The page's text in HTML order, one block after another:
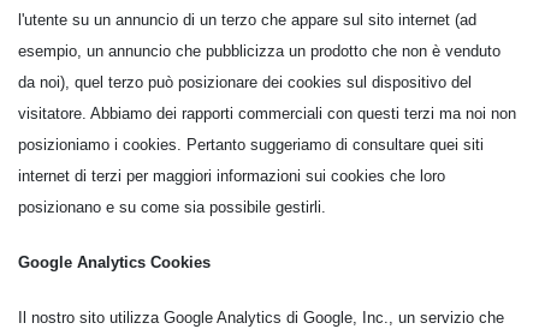
l'utente su un annuncio di un terzo che appare sul sito internet (ad
esempio, un annuncio che pubblicizza un prodotto che non è venduto
da noi), quel terzo può posizionare dei cookies sul dispositivo del
visitatore. Abbiamo dei rapporti commerciali con questi terzi ma noi non
posizioniamo i cookies. Pertanto suggeriamo di consultare quei siti
internet di terzi per maggiori informazioni sui cookies che loro
posizionano e su come sia possibile gestirli.
Google Analytics Cookies
Il nostro sito utilizza Google Analytics di Google, Inc., un servizio che